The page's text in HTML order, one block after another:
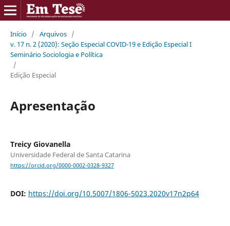
Início / Arquivos /
v. 17 n. 2 (2020): Seção Especial COVID-19 e Edição Especial I
Seminário Sociologia e Política
/
Edição Especial
Apresentação
Treicy Giovanella
Universidade Federal de Santa Catarina
https://orcid.org/0000-0002-0328-9327
DOI: https://doi.org/10.5007/1806-5023.2020v17n2p64